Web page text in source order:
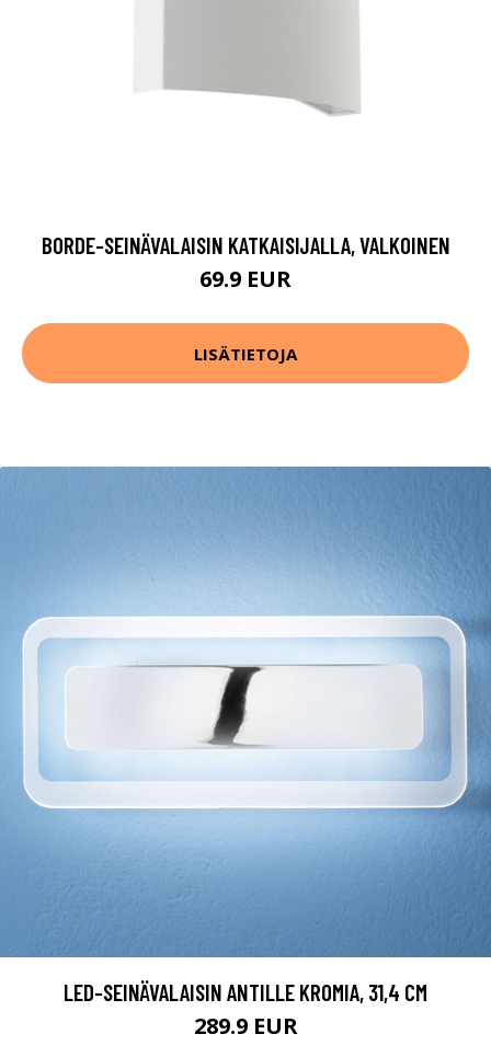
BORDE-SEINÄVALAISIN KATKAISIJALLA, VALKOINEN
69.9 EUR
LISÄTIETOJA
LED-SEINÄVALAISIN ANTILLE KROMIA, 31,4 CM
289.9 EUR